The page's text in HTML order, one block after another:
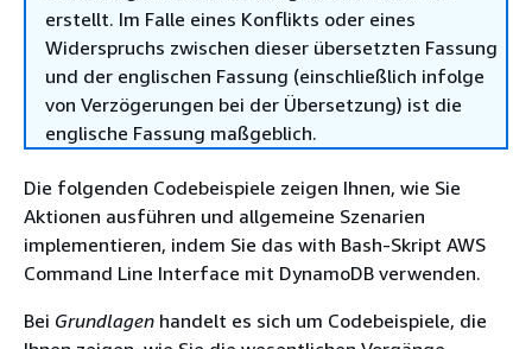
erstellt. Im Falle eines Konflikts oder eines
Widerspruchs zwischen dieser übersetzten Fassung
und der englischen Fassung (einschließlich infolge
von Verzögerungen bei der Übersetzung) ist die
englische Fassung maßgeblich.
Die folgenden Codebeispiele zeigen Ihnen, wie Sie
Aktionen ausführen und allgemeine Szenarien
implementieren, indem Sie das with Bash-Skript AWS
Command Line Interface mit DynamoDB verwenden.
Bei Grundlagen handelt es sich um Codebeispiele, die